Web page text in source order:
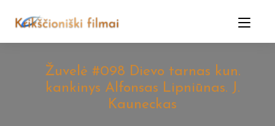
Žuvelė #098 Dievo tarnas kun.
kankinys Alfonsas Lipniūnas. J.
Kauneckas